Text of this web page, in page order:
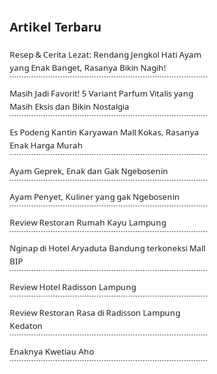
Artikel Terbaru
Resep & Cerita Lezat: Rendang Jengkol Hati Ayam
yang Enak Banget, Rasanya Bikin Nagih!
Masih Jadi Favorit! 5 Variant Parfum Vitalis yang
Masih Eksis dan Bikin Nostalgia
Es Podeng Kantin Karyawan Mall Kokas, Rasanya
Enak Harga Murah
Ayam Geprek, Enak dan Gak Ngebosenin
Ayam Penyet, Kuliner yang gak Ngebosenin
Review Restoran Rumah Kayu Lampung
Nginap di Hotel Aryaduta Bandung terkoneksi Mall
BIP
Review Hotel Radisson Lampung
Review Restoran Rasa di Radisson Lampung
Kedaton
Enaknya Kwetiau Aho